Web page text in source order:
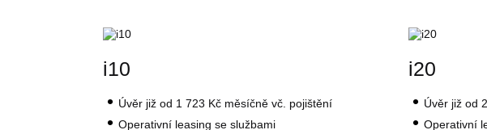
i10
Úvěr již od 1 723 Kč měsíčně vč. pojištění
Operativní leasing se službami
i20
Úvěr již od
Operativní